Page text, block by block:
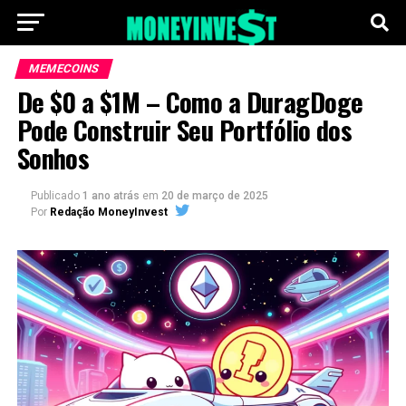
MEMECOINS
De $0 a $1M – Como a DuragDoge
Pode Construir Seu Portfólio dos
Sonhos
Publicado 1 ano atrás em 20 de março de 2025
Por Redação MoneyInvest